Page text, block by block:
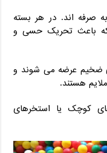
صرفه ‌اند. در هر بسته
که باعث تحریک حسی و
‌های ضخیم عرضه می ‌شوند و
هستند.
کوچک یا استخرهای